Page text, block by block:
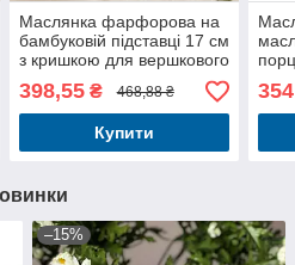
Маслянка фарфорова на
бамбуковій підставці 17 см
з кришкою для вершкового
масла
398,55₴ 468,88 ₴
Купити
–15%